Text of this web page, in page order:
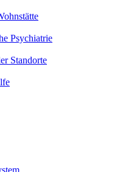
Psychiatrie
Standorte